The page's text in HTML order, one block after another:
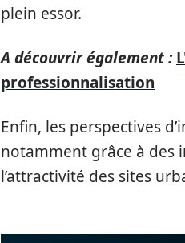
plein essor.
A découvrir également :
professionnalisation
Enfin, les perspectives
notamment grâce à des
l’attractivité des sites